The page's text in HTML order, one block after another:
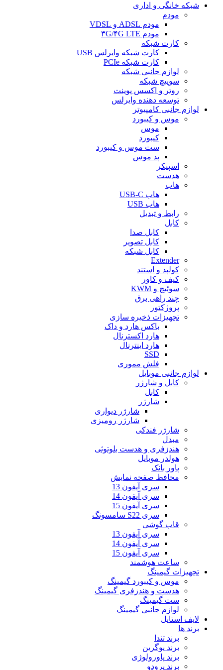
شبکه خانگی و اداری
مودم
مودم ADSL و VDSL
مودم ۳G/۴G LTE
کارت شبکه
کارت شبکه وایرلس USB
کارت شبکه PCIe
لوازم جانبی شبکه
سوییچ شبکه
روتر و اکسس پوینت
توسعه دهنده وایرلس
لوازم جانبی کامپیوتر
موس و کیبورد
موس
کیبورد
ست موس و کیبورد
پد موس
اسپیکر
هدست
هاب
هاب USB-C
هاب USB
رابط و تبدیل
کابل
کابل صدا
کابل تصویر
کابل شبکه
Extender
کولپد و استند
کیف و کاور
سوئیچ و KWM
چند راهی برق
پروژکتور
تجهیزات ذخیره سازی
باکس هارد و داک
هارد اکسترنال
هارد اینترنال
SSD
فلش مموری
لوازم جانبی موبایل
کابل و شارژر
کابل
شارژر
شارژر دیواری
شارژر رومیزی
شارژر فندکی
مبدل
هندزفری و هدست بلوتوثی
هولدر موبایل
پاور بانک
محافظ صفحه نمایش
سری آیفون 13
سری آیفون 14
سری آیفون 15
سری S22 سامسونگ
قاب گوشی
سری آیفون 13
سری آیفون 14
سری آیفون 15
ساعت هوشمند
تجهیزات گیمینگ
موس و کیبورد گیمینگ
هدست و هندزفری گیمینگ
ست گیمینگ
لوازم جانبی گیمینگ
لایف استایل
برند ها
برند تندا
برند یوگرین
برند پاورولوژی
برند پرودو